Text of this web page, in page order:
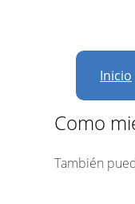
Inicio
Como
También